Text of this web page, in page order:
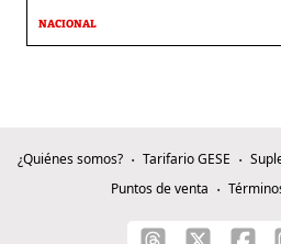
NACIONAL
¿Quiénes somos? Tarifario GESE
Puntos de venta